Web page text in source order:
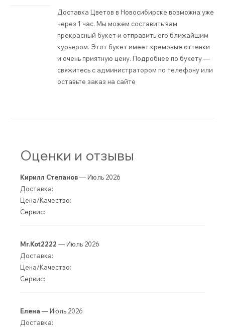
Доставка Цветов в Новосибирске возможна уже
через 1 час. Мы можем составить вам
прекрасный букет и отправить его ближайшим
курьером. Этот букет имеет кремовые оттенки
и очень приятную цену. Подробнее по букету —
свяжитесь с администратором по телефону или
оставьте заказ на сайте
Оценки и отзывы
Кирилл Степанов— Июль 2026
Доставка:
Цена/Качество:
Сервис:
Mr.Kot2222 — Июль 2026
Доставка:
Цена/Качество:
Сервис:
Елена — Июль 2026
Доставка: